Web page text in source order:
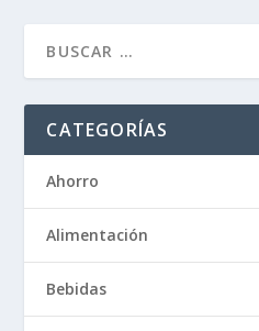
CATEGORÍAS
Ahorro
Alimentación
Bebidas